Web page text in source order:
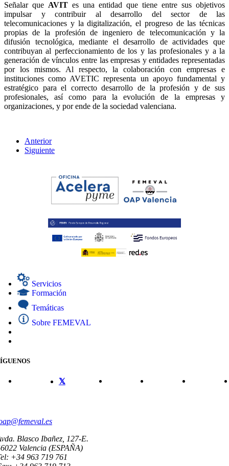
Señalar que AVIT es una entidad que tiene entre sus objetivos
impulsar y contribuir al desarrollo del sector de las
telecomunicaciones y la digitalización, el progreso de las técnicas
propias de la profesión de ingeniero de telecomunicación y la
difusión tecnológica, mediante el desarrollo de actividades que
contribuyan al perfeccionamiento de los y las profesionales y a la
generación de vínculos entre las empresas y entidades representadas
por los mismos. Al respecto, la colaboración con empresas e
instituciones como AVETIC representa un apoyo fundamental y
estratégico para el correcto desarrollo de la profesión y de sus
profesionales, así como para la evolución de la empresas y
organizaciones, y por ende de la sociedad valenciana.
Anterior
Siguiente
Servicios
Formación
Temáticas
Sobre FEMEVAL
Blasco Ibañez, 127-E.
Valencia (ESPAÑA)
+34 963 719 761